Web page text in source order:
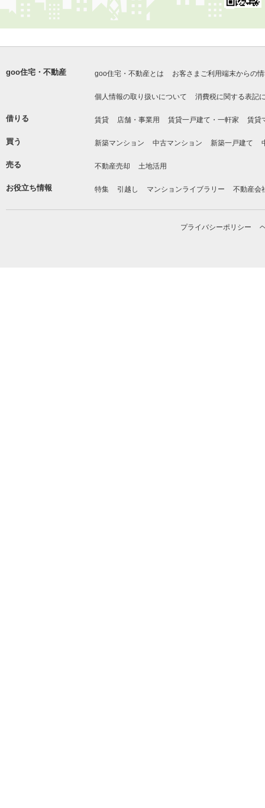
goo住宅・不動産 goo住宅・不動産とは お客さまご利用端末からの
個人情報の取り扱いについて 消費税に関する表記
借りる 賃貸 店舗・事業用 賃貸一戸建て・一軒家 賃貸
買う 新築マンション 中古マンション 新築一戸建て
売る 不動産売却 土地活用
お役立ち情報 特集 引越し マンションライブラリー 不動産会
プライバシーポリシー